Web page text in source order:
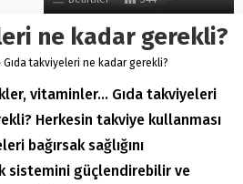
ne kadar gerekli?
Gıda takviyeleri ne kadar gerekli?
vitaminler… Gıda takviyeleri
Herkesin takviye kullanması
bağırsak sağlığını
sistemini güçlendirebilir ve